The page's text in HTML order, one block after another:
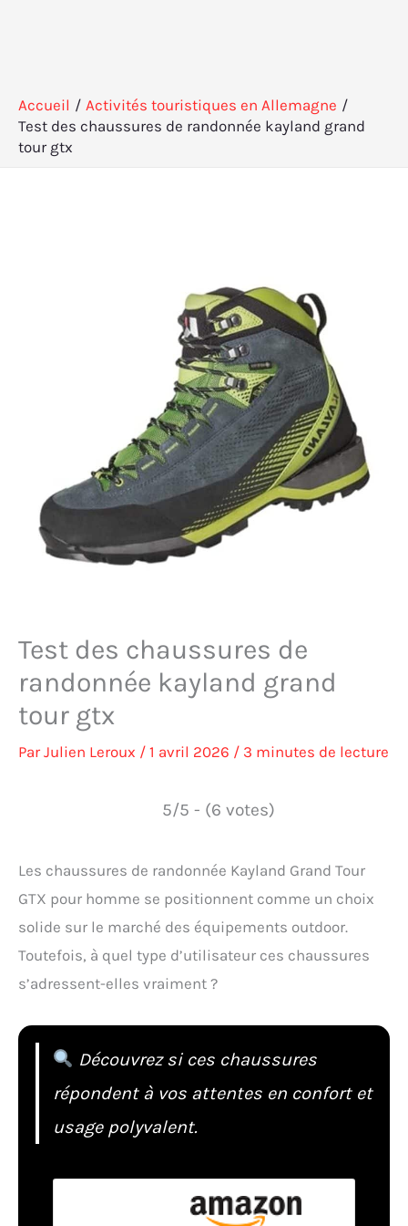
Accueil
Activités touristiques en Allemagne
Test des chaussures de randonnée kayland grand
tour gtx
Test des chaussures de
randonnée kayland grand
tour gtx
ParJulien Leroux / 1 avril 2026 / 3 minutes de lecture
5/5 - (6 votes)
Les chaussures de randonnée Kayland Grand Tour
GTX pour homme se positionnent comme un choix
solide sur le marché des équipements outdoor.
Toutefois, à quel type d’utilisateur ces chaussures
s’adressent-elles vraiment ?
Découvrez si ces chaussures
répondent à vos attentes en confort et
usage polyvalent.